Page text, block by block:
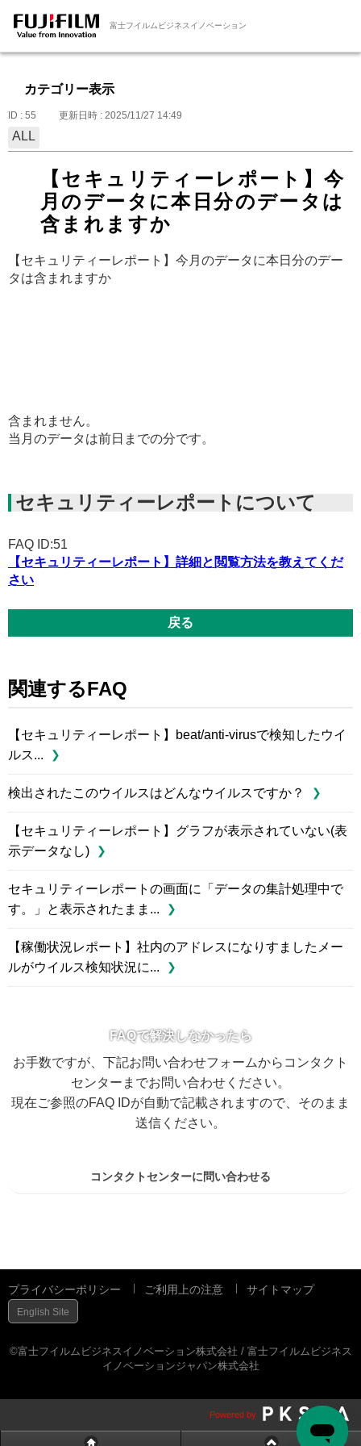
富士フイルムビジネスイノベーション
カテゴリー表示
ID : 55 更新日時 : 2025/11/27 14:49
ALL
【セキュリティーレポート】今
月のデータに本日分のデータは
含まれますか
【セキュリティーレポート】今月のデータに本日分のデー
タは含まれますか
含まれません。
当月のデータは前日までの分です。
セキュリティーレポートについて
FAQ ID:51
【セキュリティーレポート】詳細と閲覧方法を教えてくだ
さい
戻る
関連するFAQ
【セキュリティーレポート】beat/anti-virusで検知したウイ
ルス...
検出されたこのウイルスはどんなウイルスですか？
【セキュリティーレポート】グラフが表示されていない(表
示データなし)
セキュリティーレポートの画面に「データの集計処理中で
す。」と表示されたまま...
【稼働状況レポート】社内のアドレスになりすましたメー
ルがウイルス検知状況に...
FAQで解決しなかったら
お手数ですが、下記お問い合わせフォームからコンタクト
センターまでお問い合わせください。
現在ご参照のFAQ IDが自動で記載されますので、そのまま
送信ください。
コンタクトセンターに問い合わせる
プライバシーポリシー ご利用上の注意 サイトマップ
English Site
©富士フイルムビジネスイノベーション株式会社 / 富士フイルムビジネス
イノベーションジャパン株式会社
Powered by